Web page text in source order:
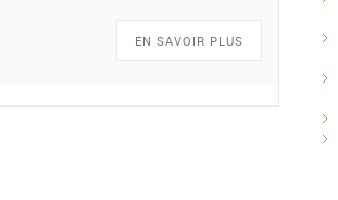
EN SAVOIR PLUS